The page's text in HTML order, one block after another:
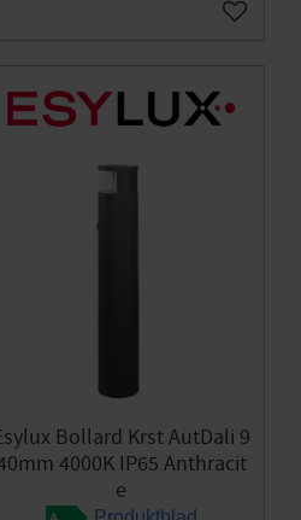
Add to
Bollard Krst AutDali 9
4000K IP65 Anthracit
e